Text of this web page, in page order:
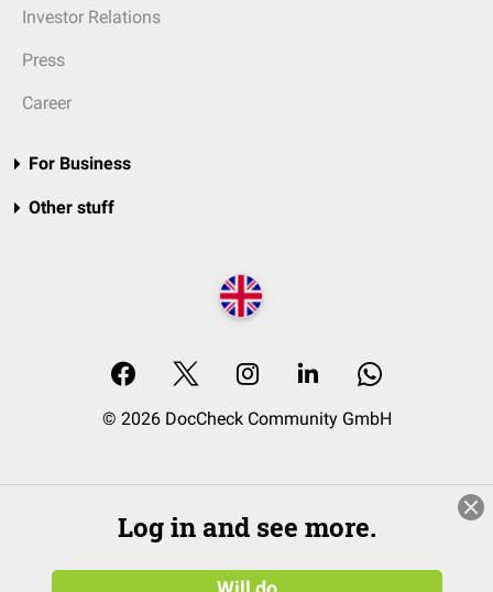
Investor Relations
Press
Career
For Business
Other stuff
© 2026 DocCheck Community GmbH
Log in and see more.